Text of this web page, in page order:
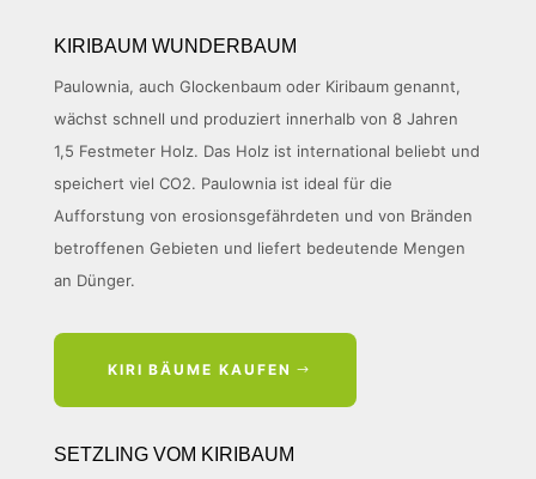
KIRIBAUM WUNDERBAUM
Paulownia, auch Glockenbaum oder Kiribaum genannt,
wächst schnell und produziert innerhalb von 8 Jahren
1,5 Festmeter Holz. Das Holz ist international beliebt und
speichert viel CO2. Paulownia ist ideal für die
Aufforstung von erosionsgefährdeten und von Bränden
betroffenen Gebieten und liefert bedeutende Mengen
an Dünger.
KIRI BÄUME KAUFEN
SETZLING VOM KIRIBAUM